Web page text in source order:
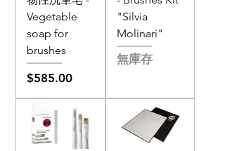
Vegetable
soap for
brushes
價格
$585.00
"Silvia
Molinari"
無庫存